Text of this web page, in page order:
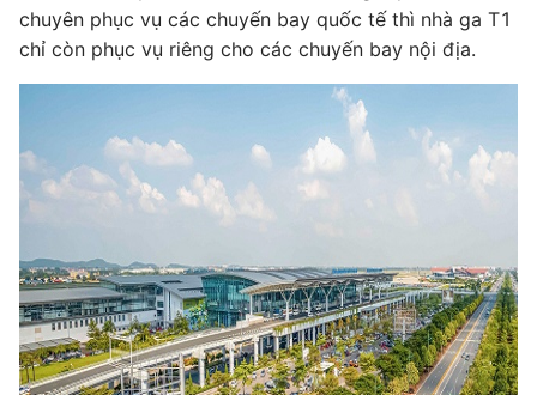
chuyên phục vụ các chuyến bay quốc tế thì nhà ga T1
chỉ còn phục vụ riêng cho các chuyến bay nội địa.